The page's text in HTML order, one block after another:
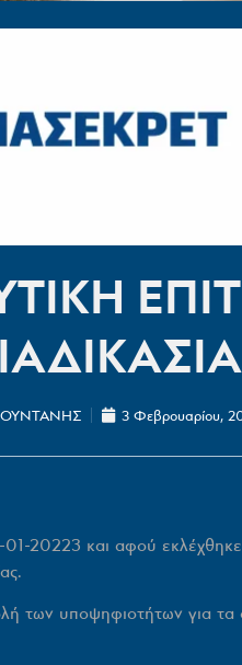
3 Φεβρουαρίου,
20223 και αφού
των υποψηφιοτήτων για